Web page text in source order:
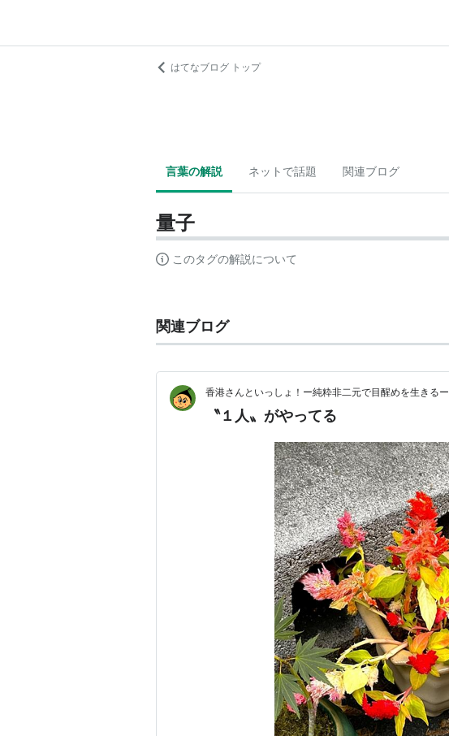
はてなブログ トップ
言葉の解説 ネットで話題 関連ブログ
量子
このタグの解説について
関連ブログ
香港さんといっしょ！ー純粋非二元で目醒めを生きるー
〝１人〟がやってる